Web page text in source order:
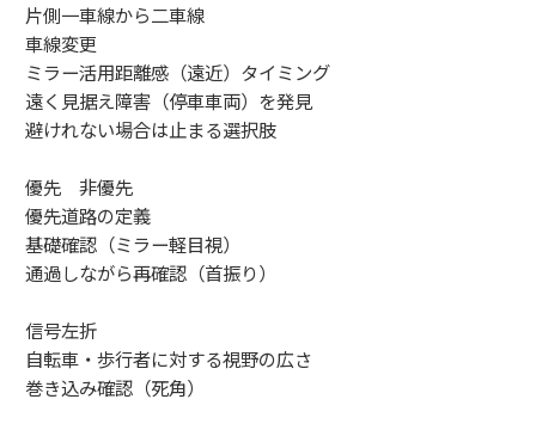
片側一車線から二車線
車線変更
ミラー活用距離感（遠近）タイミング
遠く見据え障害（停車車両）を発見
避けれない場合は止まる選択肢
優先 非優先
優先道路の定義
基礎確認（ミラー軽目視）
通過しながら再確認（首振り）
信号左折
自転車・歩行者に対する視野の広さ
巻き込み確認（死角）